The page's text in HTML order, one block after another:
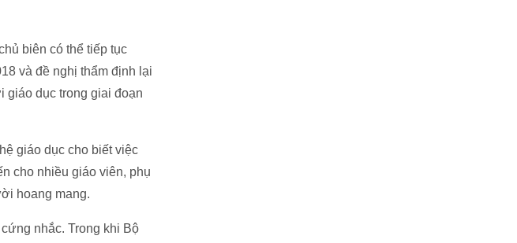
biên có thể tiếp tục
và đề nghị thẩm định lại
giáo dục trong giai đoạn
giáo dục cho biết việc
cho nhiều giáo viên, phụ
hoang mang.
nhắc. Trong khi Bộ